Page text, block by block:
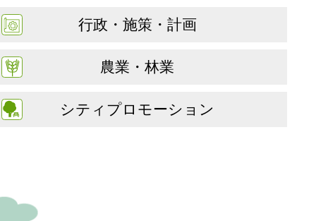
行政・施策・計画
農業・林業
シティプロモーション